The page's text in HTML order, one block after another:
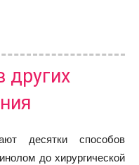
других
десятки способов
до хирургической